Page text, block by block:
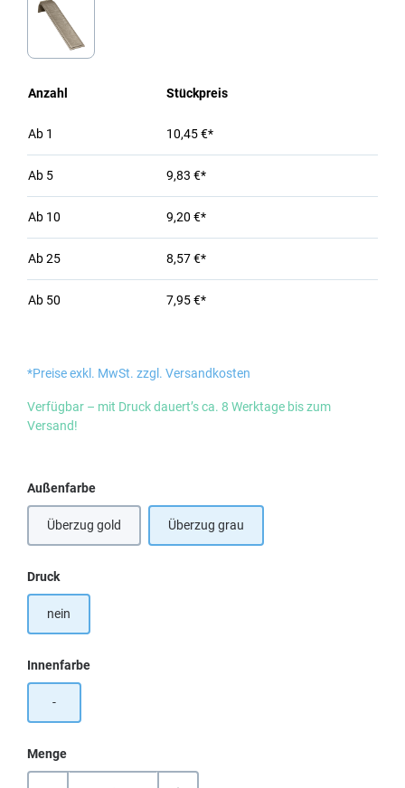
Anzahl Stückpreis
Ab 1 10,45 €*
Ab 5 9,83 €*
Ab 10 9,20 €*
Ab25 8,57 €*
Ab 50 7,95 €*
*Preise exkl. MwSt. zzgl. Versandkosten
Verfügbar – mit Druck dauert’s ca. 8 Werktage bis zum
Versand!
Außenfarbeauswählen
Überzug gold Überzug grau
Druckauswählen
nein
Innenfarbeauswählen
-
Menge